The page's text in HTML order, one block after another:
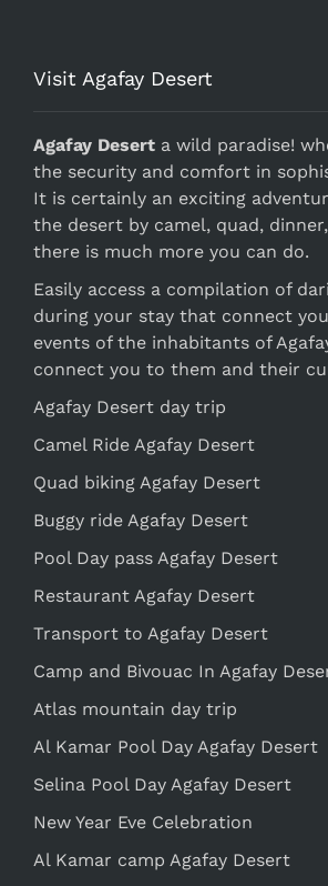
Visit Agafay Desert
Agafay Desert a wild paradise!
the security and comfort in
It is certainly an exciting
the desert by camel, quad,
there is much more you can do.
Easily access a compilation of
during your stay that connect
events of the inhabitants of
connect you to them and their
Agafay Desert day trip
Camel Ride Agafay Desert
Quad biking Agafay Desert
Buggy ride Agafay Desert
Pool Day pass Agafay Desert
Restaurant Agafay Desert
Transport to Agafay Desert
Camp and Bivouac In Agafay
Atlas mountain day trip
Al Kamar Pool Day Agafay Desert
Selina Pool Day Agafay Desert
New Year Eve Celebration
Al Kamar camp Agafay Desert